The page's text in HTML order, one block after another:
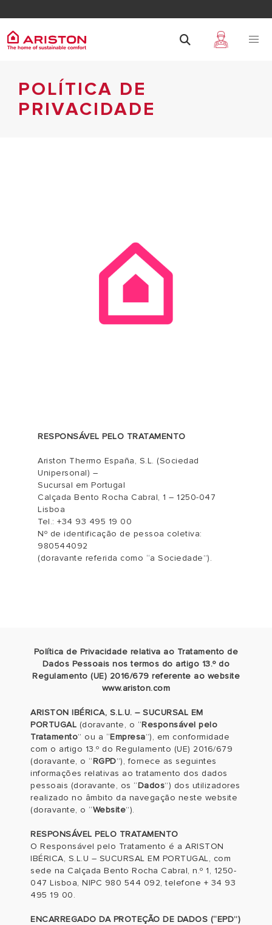
POLÍTICA DE
PRIVACIDADE
RESPONSÁVEL PELO TRATAMENTO
Ariston Thermo España, S.L. (Sociedad
Unipersonal) –
Sucursal em Portugal
Calçada Bento Rocha Cabral, 1 – 1250-047
Lisboa
Tel.: +34 93 495 19 00
Nº de identificação de pessoa coletiva:
980544092
(doravante referida como “a Sociedade”).
Política de Privacidade relativa ao Tratamento de
Dados Pessoais nos termos do artigo 13.º do
Regulamento (UE) 2016/679 referente ao website
www.ariston.com
ARISTON IBÉRICA, S.L.U. – SUCURSAL EM
PORTUGAL (doravante, o “Responsável pelo
Tratamento” ou a “Empresa”), em conformidade
com o artigo 13.º do Regulamento (UE) 2016/679
(doravante, o “RGPD”), fornece as seguintes
informações relativas ao tratamento dos dados
pessoais (doravante, os “Dados”) dos utilizadores
realizado no âmbito da navegação neste website
(doravante, o “Website”).
RESPONSÁVEL PELO TRATAMENTO
O Responsável pelo Tratamento é a ARISTON
IBÉRICA, S.L.U – SUCURSAL EM PORTUGAL, com
sede na Calçada Bento Rocha Cabral, n.º 1, 1250-
047 Lisboa, NIPC 980 544 092, telefone + 34 93
495 19 00.
ENCARREGADO DA PROTEÇÃO DE DADOS (“EPD”)